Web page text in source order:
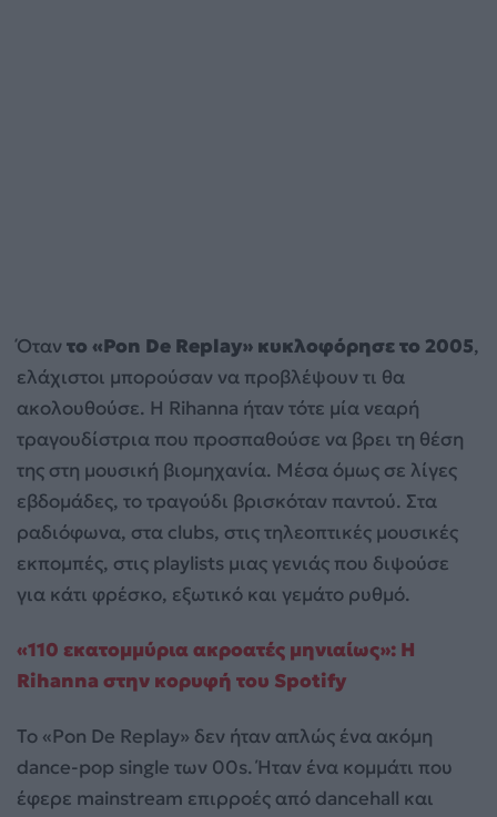
Όταντο «Pon De Replay» κυκλοφόρησε το 2005,
ελάχιστοι μπορούσαν να προβλέψουν τι θα
ακολουθούσε. Η Rihanna ήταν τότε μία νεαρή
τραγουδίστρια που προσπαθούσε να βρει τη θέση
της στη μουσική βιομηχανία. Μέσα όμως σε λίγες
εβδομάδες, το τραγούδι βρισκόταν παντού. Στα
ραδιόφωνα, στα clubs, στις τηλεοπτικές μουσικές
εκπομπές, στις playlists μιας γενιάς που διψούσε
για κάτι φρέσκο, εξωτικό και γεμάτο ρυθμό.
«110 εκατομμύρια ακροατές μηνιαίως»: Η
Rihanna στην κορυφή του Spotify
Το «Pon De Replay» δεν ήταν απλώς ένα ακόμη
dance-pop single των 00s. Ήταν ένα κομμάτι που
έφερε mainstream επιρροές από dancehall και